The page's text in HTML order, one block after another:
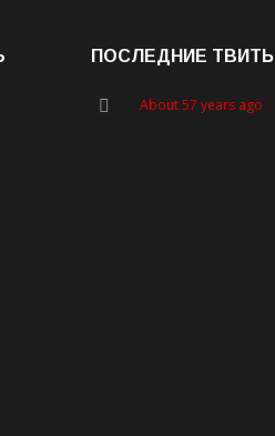
ПОСЛЕДНИЕ ТВИТЫ
About 57 years ago